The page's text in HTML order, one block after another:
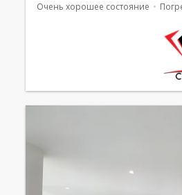
Очень хорошее состояние